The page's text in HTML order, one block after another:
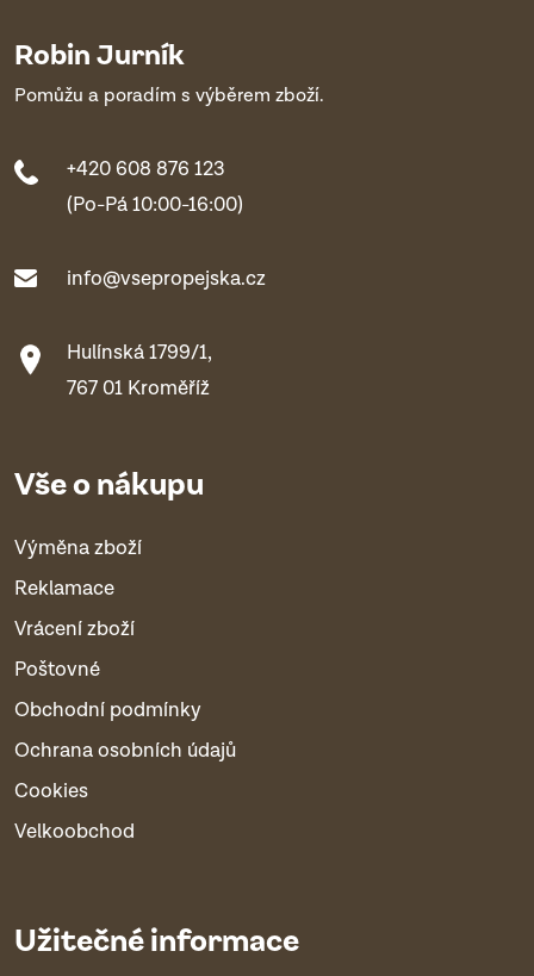
Robin Jurník
Pomůžu a poradím s výběrem zboží.
+420 608 876 123
(Po-Pá 10:00-16:00)
info@vsepropejska.cz
Hulínská 1799/1,
767 01 Kroměříž
Vše o nákupu
Výměna zboží
Reklamace
Vrácení zboží
Poštovné
Obchodní podmínky
Ochrana osobních údajů
Cookies
Velkoobchod
Užitečné informace